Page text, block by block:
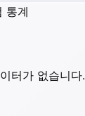
통계
터가 없습니다.